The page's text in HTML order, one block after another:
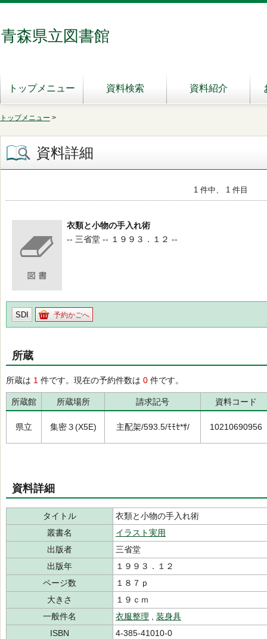
青森県立図書館
トップメニュー 資料検索 資料紹介
トップメニュー >
資料詳細
1 件中、 1 件目
衣類と小物の手入れ術
-- 三省堂 -- １９９３．１２ --
SDI 予約かごへ
所蔵
所蔵は 1 件です。現在の予約件数は 0 件です。
所蔵館 所蔵場所 請求記号 資料コード
県立 集密３(X5E) 主配架/593.5/ﾓﾓｾ*ｻ/ 10210690956
資料詳細
タイトル
衣類と小物の手入れ術
叢書名
イラスト実用
出版者
三省堂
出版年
１９９３．１２
ページ数
１８７ｐ
大きさ
１９ｃｍ
一般件名
衣服整理
装身具
ISBN
4-385-41010-0